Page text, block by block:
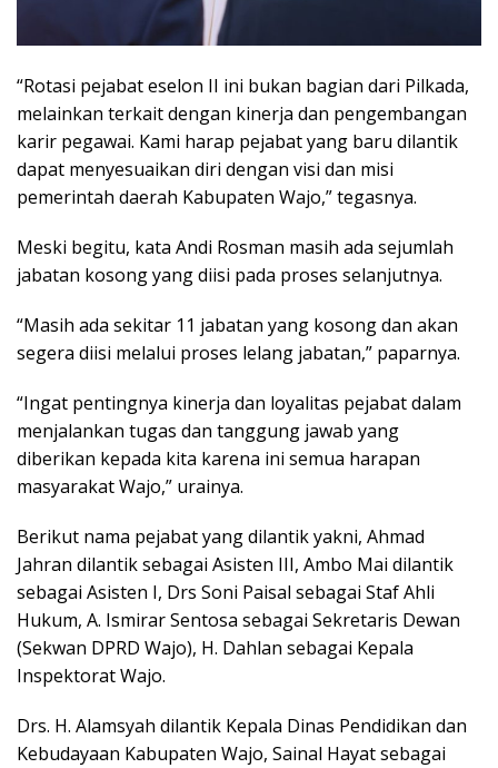
“Rotasi pejabat eselon II ini bukan bagian dari Pilkada,
melainkan terkait dengan kinerja dan pengembangan
karir pegawai. Kami harap pejabat yang baru dilantik
dapat menyesuaikan diri dengan visi dan misi
pemerintah daerah Kabupaten Wajo,” tegasnya.
Meski begitu, kata Andi Rosman masih ada sejumlah
jabatan kosong yang diisi pada proses selanjutnya.
“Masih ada sekitar 11 jabatan yang kosong dan akan
segera diisi melalui proses lelang jabatan,” paparnya.
“Ingat pentingnya kinerja dan loyalitas pejabat dalam
menjalankan tugas dan tanggung jawab yang
diberikan kepada kita karena ini semua harapan
masyarakat Wajo,” urainya.
Berikut nama pejabat yang dilantik yakni, Ahmad
Jahran dilantik sebagai Asisten III, Ambo Mai dilantik
sebagai Asisten I, Drs Soni Paisal sebagai Staf Ahli
Hukum, A. Ismirar Sentosa sebagai Sekretaris Dewan
(Sekwan DPRD Wajo), H. Dahlan sebagai Kepala
Inspektorat Wajo.
Drs. H. Alamsyah dilantik Kepala Dinas Pendidikan dan
Kebudayaan Kabupaten Wajo, Sainal Hayat sebagai